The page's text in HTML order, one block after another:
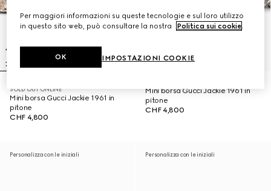
SOLD OUT ONLINE
Mini borsa Gucci Jackie 1961 in
pitone
CHF 4,800
Mini borsa Gucci Jackie 1961 in
pitone
CHF 4,800
Personalizza con le iniziali Personalizza con le iniziali
Per maggiori informazioni su queste tecnologie e sul loro utilizzo
in questo sito web, può consultare la nostra
Politica sui cookie
IMPOSTAZIONI COOKIE
OK